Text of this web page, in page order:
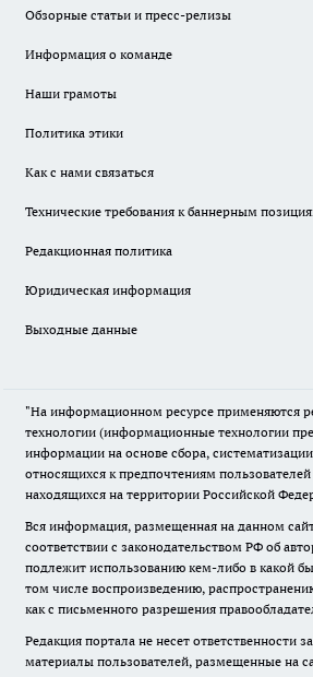
Обзорные статьи и пресс-релизы
Информация о команде
Наши грамоты
Политика этики
Как с нами связаться
Технические требования к баннерным
Редакционная политика
Юридическая информация
Выходные данные
"На информационном ресурсе применяются
технологии (информационные технологии
информации на основе сбора,
относящихся к предпочтениям
находящихся на территории Российской
Вся информация, размещенная на данном
соответствии с законодательством РФ об
подлежит использованию кем-либо в какой
том числе воспроизведению,
как с письменного разрешения
Редакция портала не несет ответственности
материалы пользователей, размещенные на